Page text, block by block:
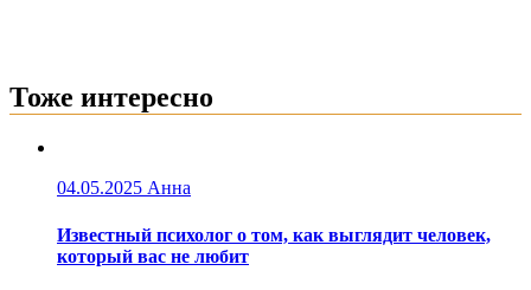
Тоже интересно
04.05.2025 Анна
Известный психолог о том, как выглядит человек,
который вас не любит